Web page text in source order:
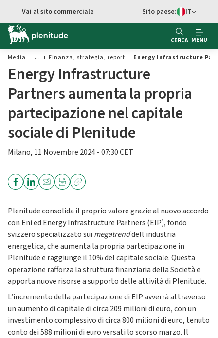
Vai al contenuto principale
Vai al sito commerciale
Switch di
Sito paese: IT
CERCA MENU
Media Finanza, strategia, report Energy Infrastructure
Energy Infrastructure
Partners aumenta la propria
partecipazione nel capitale
sociale di Plenitude
Milano, 11 Novembre 2024 - 07:30 CET
Plenitude consolida il proprio valore grazie al nuovo accordo
con Eni ed Energy Infrastructure Partners (EIP), fondo
svizzero specializzato sui megatrenddell'industria
energetica,che aumenta la propria partecipazione in
Plenitude e raggiunge il 10% del capitale sociale. Questa
operazione rafforza la struttura finanziaria della Società e
apporta nuove risorse a supporto delle attività di Plenitude.
L’incremento della partecipazione di EIP avverrà attraverso
un aumento di capitale di circa 209 milioni di euro, con un
investimento complessivo di circa 800 milioni di euro, tenuto
conto dei 588 milioni di euro versati lo scorso marzo. Il